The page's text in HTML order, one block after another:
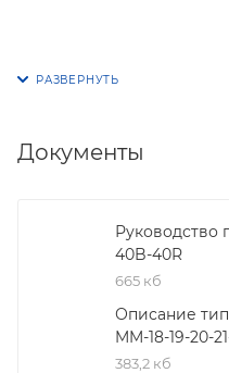
Документы
Руководство
40B-40R
665 кб
Описание
MM-18-19-20-
383,2 кб